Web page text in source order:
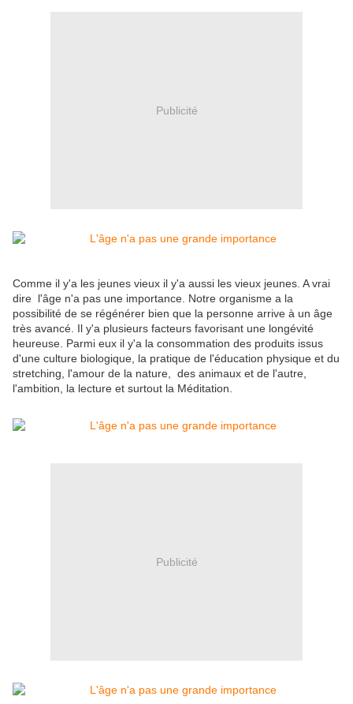
Publicité
Comme il y'a les jeunes vieux il y'a aussi les vieux jeunes. A vrai
dire l'âge n'a pas une importance. Notre organisme a la
possibilité de se régénérer bien que la personne arrive à un âge
très avancé. Il y'a plusieurs facteurs favorisant une longévité
heureuse. Parmi eux il y'a la consommation des produits issus
d'une culture biologique, la pratique de l'éducation physique et du
stretching, l'amour de la nature, des animaux et de l'autre,
l'ambition, la lecture et surtout la Méditation.
Publicité